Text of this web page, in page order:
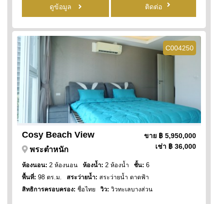
ดูข้อมูล ติดต่อ
C004250
Cosy Beach View ขาย ฿ 5,950,000
เช่า ฿ 36,000
พระตำหนัก
ห้องนอน: 2 ห้องนอน ห้องน้ำ: 2 ห้องน้ำ ชั้น: 6
พื้นที่: 98 ตร.ม. สระว่ายน้ำ: สระว่ายน้ำ ดาดฟ้า
สิทธิการครอบครอง: ชื่อไทย วิว: วิวทะเลบางส่วน